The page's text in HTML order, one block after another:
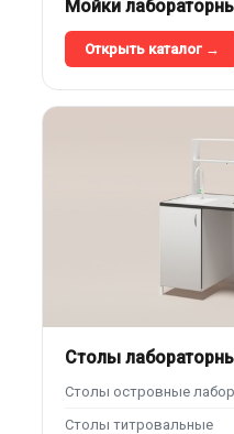
Мойки
Открыть каталог →
Столы
Столы островные
Столы титровальные